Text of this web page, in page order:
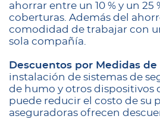
ahorrar entre un 10 % y un 25
coberturas. Además del
comodidad de trabajar con
sola compañía.
Descuentos por Medidas de
instalación de sistemas de
de humo y otros dispositivos
puede reducir el costo de su
aseguradoras ofrecen